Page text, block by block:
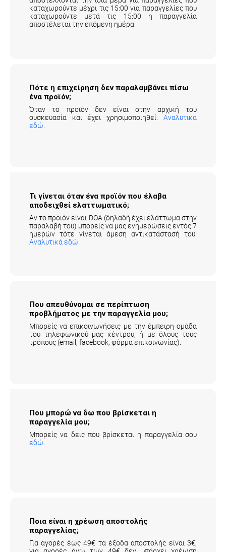
καταχωρούντε μέχρι τις 15:00 για παραγγελίες που
καταχωρούντε μετά τις 15:00 η παραγγελία
αποστέλεται την επόμενη ημέρα.
Πότε η επιχείρηση δεν παραλαμβάνει πίσω
ένα προϊόν;
Όταν το προϊόν δεν είναι στην αρχική του
συσκευασία και έχει χρησιμοποιηθεί.
Αναλυτικά
εδώ
Τι γίνεται όταν ένα προϊόν που έλαβα
αποδειχθεί ελαττωματικό;
Αν το προιόν είναι DOA (δηλαδή έχει ελάττωμα στην
παραλαβή του) μπορείς να μας ενημερώσεις εντός 7
ημερών τότε γίνεται άμεση αντικατάστασή του.
Αναλυτικά εδώ
Που απευθύνομαι σε περίπτωση
προβλήματος με την παραγγελία μου;
Μπορείς να επικοινωνήσεις με την έμπειρη ομάδα
του τηλεφωνικού μας κέντρου, ή με όλους τους
τρόπους (email, facebook, φόρμα επικοινωνίας).
Που μπορώ να δω που βρίσκεται η
παραγγελία μου;
Μπορείς να δεις που βρίσκεται η παραγγελία σου
εδώ
Ποια είναι η χρέωση αποστολής
παραγγελίας;
Για αγορές έως 49€ τα έξοδα αποστολής είναι 3€,